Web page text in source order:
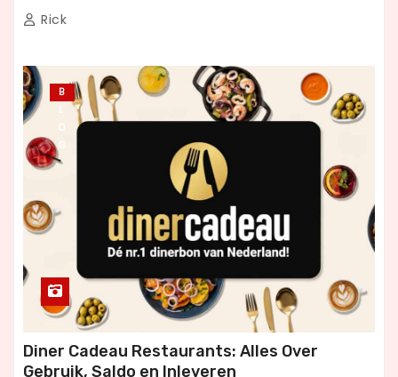
Rick
B
L
O
G
Diner Cadeau Restaurants: Alles Over
Gebruik, Saldo en Inleveren